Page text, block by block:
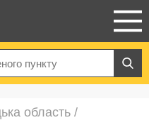
область /